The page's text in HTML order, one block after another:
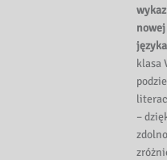
klasa
–